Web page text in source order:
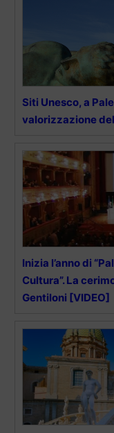
Siti Unesco, a
valorizzazione
Inizia l’anno di
Cultura”. La
Gentiloni [VIDEO]